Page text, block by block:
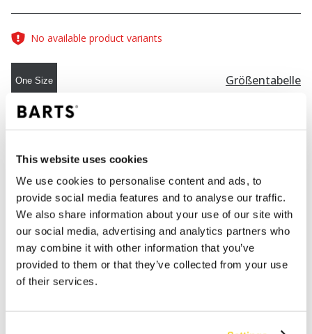
This website uses cookies
We use cookies to personalise content and ads, to
provide social media features and to analyse our traffic.
We also share information about your use of our site with
our social media, advertising and analytics partners who
may combine it with other information that you’ve
provided to them or that they’ve collected from your use
of their services.
No available product variants
One Size Größentabelle
FARBEmauve
IN DEN WARENKORB
Bestellungen, die vor 12 Uhr MEZ (Montag bis
Freitag) bei uns eingehen, werden noch am selben
Tag versandt